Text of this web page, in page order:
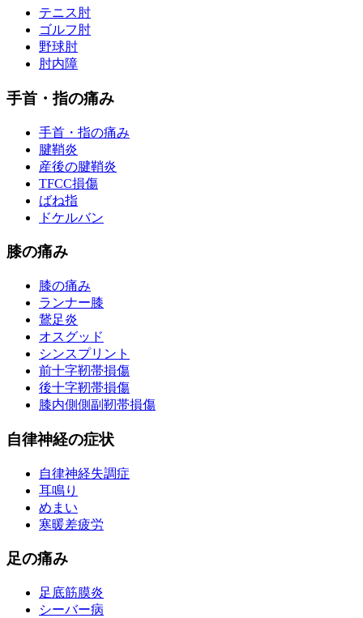
テニス肘
ゴルフ肘
野球肘
肘内障
手首・指の痛み
手首・指の痛み
腱鞘炎
産後の腱鞘炎
TFCC損傷
ばね指
ドケルバン
膝の痛み
膝の痛み
ランナー膝
鵞足炎
オスグッド
シンスプリント
前十字靭帯損傷
後十字靭帯損傷
膝内側側副靭帯損傷
自律神経の症状
自律神経失調症
耳鳴り
めまい
寒暖差疲労
足の痛み
足底筋膜炎
シーバー病